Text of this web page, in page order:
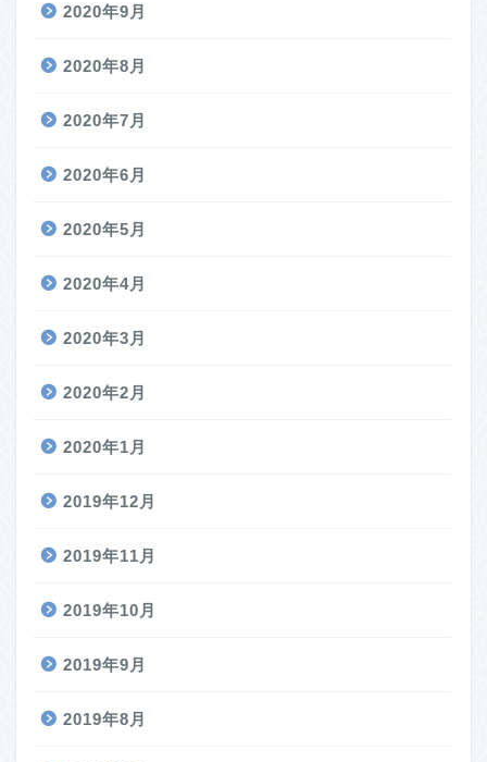
2020年9月
2020年8月
2020年7月
2020年6月
2020年5月
2020年4月
2020年3月
2020年2月
2020年1月
2019年12月
2019年11月
2019年10月
2019年9月
2019年8月